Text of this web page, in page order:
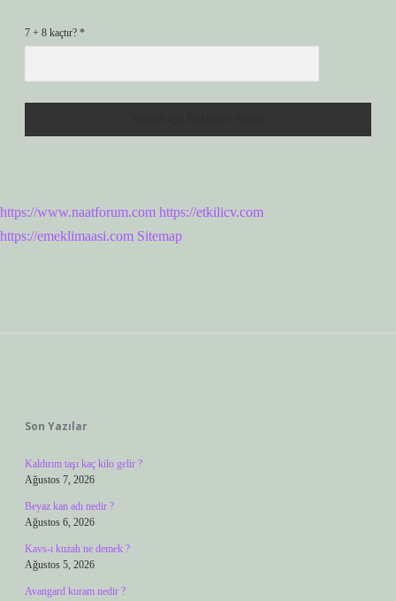
7 + 8 kaçtır? *
https://www.naatforum.com https://etkilicv.com
https://emeklimaasi.com Sitemap
Son Yazılar
Kaldırım taşı kaç kilo gelir ?
Ağustos 7, 2026
Beyaz kan adı nedir ?
Ağustos 6, 2026
Kavs-ı kuzah ne demek ?
Ağustos 5, 2026
Avangard kuram nedir ?